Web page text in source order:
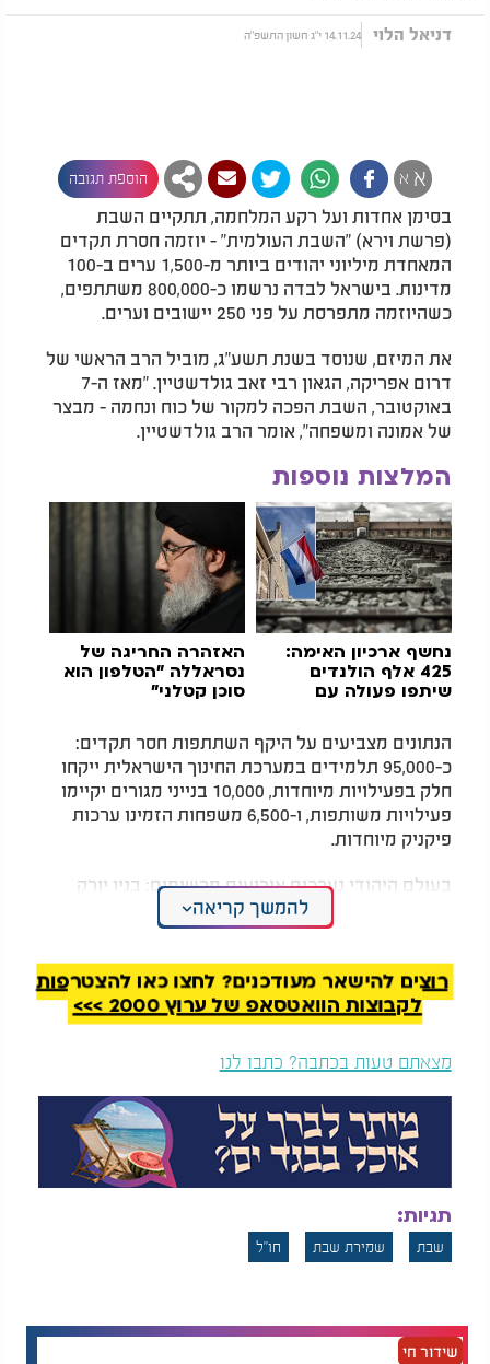
דניאל הלוי 14.11.24 י"ג חשון התשפ"ה
א א הוספת תגובה
בסימן אחדות ועל רקע המלחמה, תתקיים השבת
(פרשת וירא) "השבת העולמית" - יוזמה חסרת תקדים
המאחדת מיליוני יהודים ביותר מ-1,500 ערים ב-100
מדינות. בישראל לבדה נרשמו כ-800,000 משתתפים,
כשהיוזמה מתפרסת על פני 250 יישובים וערים.
את המיזם, שנוסד בשנת תשע"ג, מוביל הרב הראשי של
דרום אפריקה, הגאון רבי זאב גולדשטיין. "מאז ה-7
באוקטובר, השבת הפכה למקור של כוח ונחמה - מבצר
של אמונה ומשפחה", אומר הרב גולדשטיין.
המלצות נוספות
נחשף ארכיון האימה:
425 אלף הולנדים
שיתפו פעולה עם
האזהרה החריגה של
נסראללה "הטלפון הוא
סוכן קטלני"
הנתונים מצביעים על היקף השתתפות חסר תקדים:
כ-95,000 תלמידים במערכת החינוך הישראלית ייקחו
חלק בפעילויות מיוחדות, 10,000 בנייני מגורים יקיימו
פעילויות משותפות, ו-6,500 משפחות הזמינו ערכות
פיקניק מיוחדות.
בעולם היהודי נערכים אירועים מרשימים: בניו יורק
יתקיים שבתון ל-1,700 סטודנטים, בפאלו אלטו צפויה
ארוחת שבת המונית עם 1,200 משתתפים, ובבואנוס
הפעילות מגיעה למקומות מפתיעים כמו דובאי וטהיטי.
"היקף ההשתתפות הוא סמל הניצחון של הרוח
הישראלית על החושך", מסכם אהרון אקרמן, מנכ"ל
השבת העולמית בישראל.
להמשך קריאה
רוצים להישאר מעודכנים? לחצו כאן להצטרפות
לקבוצות הוואטסאפ של ערוץ 2000 >>>
מצאתם טעות בכתבה? כתבו לנו
תגיות:
שבת שמירת שבת חו"ל
שידור חי